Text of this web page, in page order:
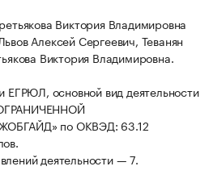
Виктория Владимировна
Алексей Сергеевич, Теванян
Виктория Владимировна.
ЕГРЮЛ, основной вид деятельности
по ОКВЭД: 63.12
деятельности — 7.